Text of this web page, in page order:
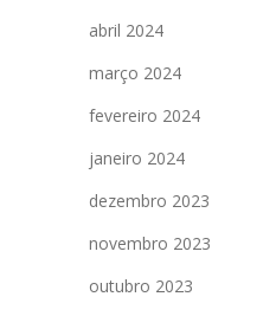
abril 2024
março 2024
fevereiro 2024
janeiro 2024
dezembro 2023
novembro 2023
outubro 2023